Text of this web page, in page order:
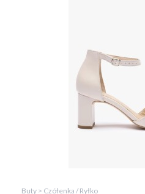
Buty > Czółenka / Ryłko